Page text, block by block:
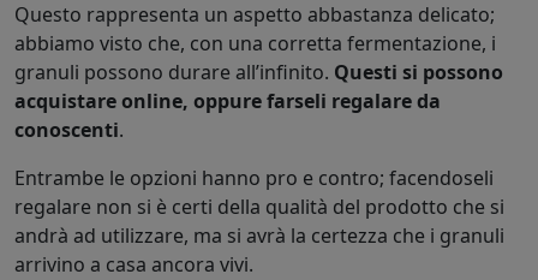
Questo rappresenta un aspetto abbastanza delicato;
abbiamo visto che, con una corretta fermentazione, i
granuli possono durare all’infinito. Questi si possono
acquistare online, oppure farseli regalare da
conoscenti.
Entrambe le opzioni hanno pro e contro; facendoseli
regalare non si è certi della qualità del prodotto che si
andrà ad utilizzare, ma si avrà la certezza che i granuli
arrivino a casa ancora vivi.